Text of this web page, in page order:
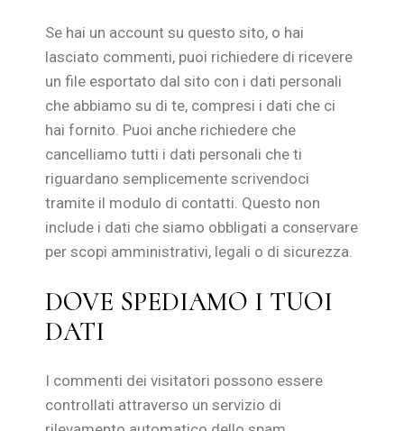
Se hai un account su questo sito, o hai
lasciato commenti, puoi richiedere di ricevere
un file esportato dal sito con i dati personali
che abbiamo su di te, compresi i dati che ci
hai fornito. Puoi anche richiedere che
cancelliamo tutti i dati personali che ti
riguardano semplicemente scrivendoci
tramite il modulo di contatti. Questo non
include i dati che siamo obbligati a conservare
per scopi amministrativi, legali o di sicurezza.
DOVE SPEDIAMO I TUOI
DATI
I commenti dei visitatori possono essere
controllati attraverso un servizio di